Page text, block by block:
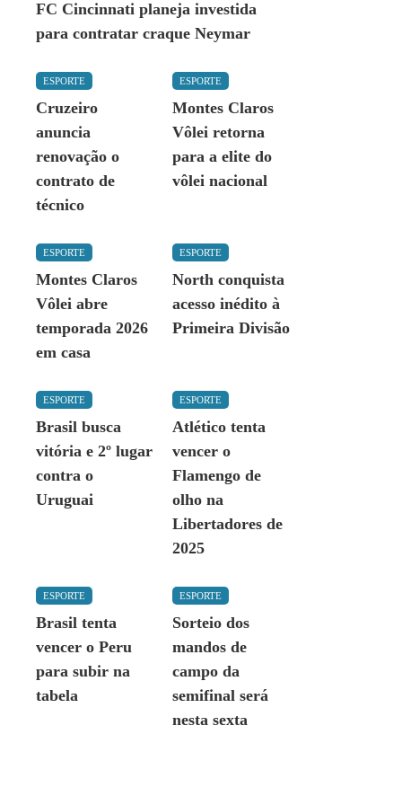
FC Cincinnati planeja investida
para contratar craque Neymar
ESPORTE
Cruzeiro
anuncia
renovação o
contrato de
técnico
ESPORTE
Montes Claros
Vôlei retorna
para a elite do
vôlei nacional
ESPORTE
Montes Claros
Vôlei abre
temporada 2026
em casa
ESPORTE
North conquista
acesso inédito à
Primeira Divisão
ESPORTE
Brasil busca
vitória e 2º lugar
contra o
Uruguai
ESPORTE
Atlético tenta
vencer o
Flamengo de
olho na
Libertadores de
2025
ESPORTE
Brasil tenta
vencer o Peru
para subir na
tabela
ESPORTE
Sorteio dos
mandos de
campo da
semifinal será
nesta sexta